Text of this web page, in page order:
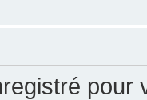
pour